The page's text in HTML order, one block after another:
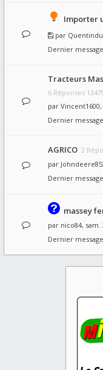
Importer
par
Dernier
Tracteurs
6 Réponses
par Vincent1600
Dernier
AGRICO 2
par
Dernier
massey
par nico84, sam.
Dernier